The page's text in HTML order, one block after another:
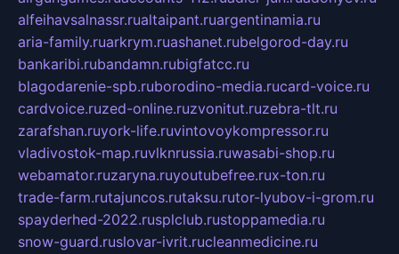
alfeihavsalnassr.rualtaipant.ruargentinamia.ru
aria-family.ruarkrym.ruashanet.rubelgorod-day.ru
bankaribi.rubandamn.rubigfatcc.ru
blagodarenie-spb.ruborodino-media.rucard-voice.ru
cardvoice.ruzed-online.ruzvonitut.ruzebra-tlt.ru
zarafshan.ruyork-life.ruvintovoykompressor.ru
vladivostok-map.ruvlknrussia.ruwasabi-shop.ru
webamator.ruzaryna.ruyoutubefree.rux-ton.ru
trade-farm.rutajuncos.rutaksu.rutor-lyubov-i-grom.ru
spayderhed-2022.rusplclub.rustoppamedia.ru
snow-guard.ruslovar-ivrit.rucleanmedicine.ru